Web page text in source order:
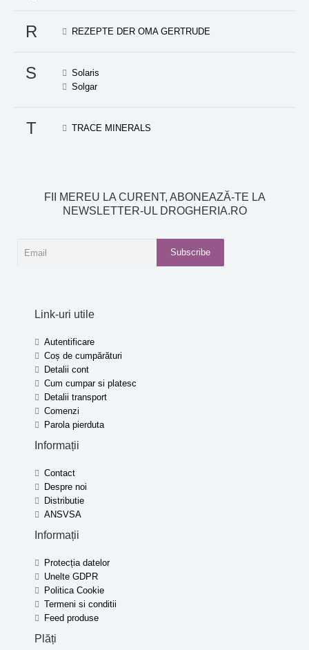
R REZEPTE DER OMA GERTRUDE
S
Solaris
Solgar
T TRACE MINERALS
FII MEREU LA CURENT, ABONEAZĂ-TE LA
NEWSLETTER-UL DROGHERIA.RO
Subscribe
Link-uri utile
Autentificare
Coș de cumpărături
Detalii cont
Cum cumpar si platesc
Detalii transport
Comenzi
Parola pierduta
Informații
Contact
Despre noi
Distributie
ANSVSA
Informații
Protecția datelor
Unelte GDPR
Politica Cookie
Termeni si conditii
Feed produse
Plăți